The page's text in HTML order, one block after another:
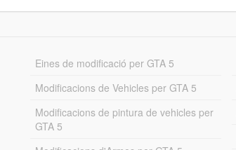
Eines de modificació per GTA 5
Modificacions de Vehicles per GTA 5
Modificacions de pintura de vehicles per
GTA 5